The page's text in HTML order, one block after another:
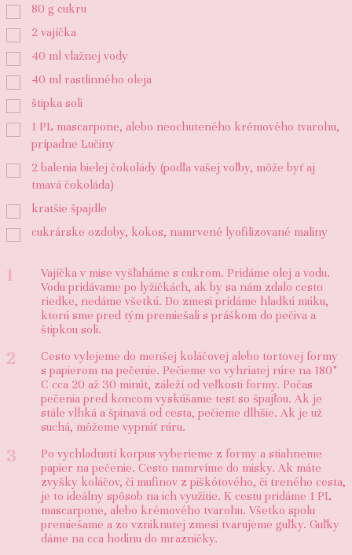
80 g cukru
2 vajíčka
40 ml vlažnej vody
40 ml rastlinného oleja
štipka soli
1 PL mascarpone, alebo neochuteného krémového tvarohu,
prípadne Lučiny
2 balenia bielej čokolády (podľa vašej voľby, môže byť aj
tmavá čokoláda)
kratšie špajdle
cukrárske ozdoby, kokos, namrvené lyofilizované maliny
1
Vajíčka v mise vyšľaháme s cukrom. Pridáme olej a vodu.
Vodu pridávame po lyžičkách, ak by sa nám zdalo cesto
riedke, nedáme všetkú. Do zmesi pridáme hladkú múku,
ktorú sme pred tým premiešali s práškom do pečiva a
štipkou soli.
2
Cesto vylejeme do menšej koláčovej alebo tortovej formy
s papierom na pečenie. Pečieme vo vyhriatej rúre na 180°
C cca 20 až 30 minút, záleží od veľkosti formy. Počas
pečenia pred koncom vyskúšame test so špajľou. Ak je
stále vlhká a špinavá od cesta, pečieme dlhšie. Ak je už
suchá, môžeme vypnúť rúru.
3
Po vychladnutí korpus vyberieme z formy a stiahneme
papier na pečenie. Cesto namrvíme do misky. Ak máte
zvyšky koláčov, či mufinov z piškótového, či treného cesta,
je to ideálny spôsob na ich využitie. K cestu pridáme 1 PL
mascarpone, alebo krémového tvarohu. Všetko spolu
premiešame a zo vzniknutej zmesi tvarujeme guľky. Guľky
dáme na cca hodinu do mrazničky.